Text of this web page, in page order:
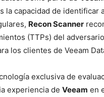
la capacidad de identificar
Recon Scanner
(TTPs) del
los clientes de Veeam
exclusiva de
experiencia de Veeam en